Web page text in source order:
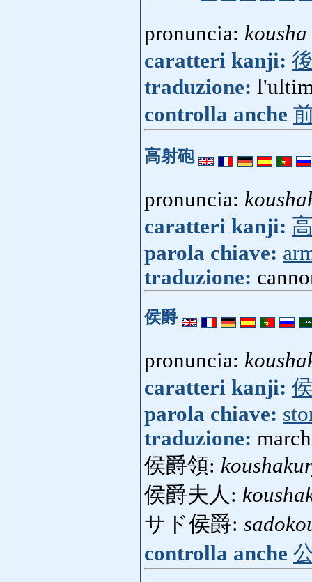
pronuncia: kousha
caratteri kanji:
traduzione:
controlla anche
高射砲
pronuncia:
caratteri kanji:
parola chiave:
traduzione:
侯爵
pronuncia:
caratteri kanji:
parola chiave:
traduzione:
侯爵領:
侯爵夫人:
サド侯爵:
controlla anche